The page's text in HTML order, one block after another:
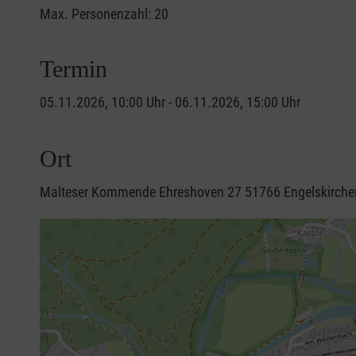
Max. Personenzahl: 20
Termin
05.11.2026, 10:00 Uhr - 06.11.2026, 15:00 Uhr
Ort
Malteser Kommende Ehreshoven 27 51766